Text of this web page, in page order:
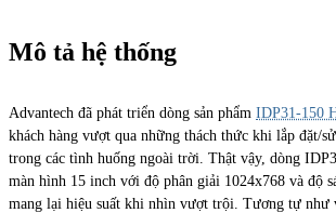
Mô tả hệ thống
Advantech đã phát triển dòng sản phẩm IDP31-150
khách hàng vượt qua những thách thức khi lắp đặt/
trong các tình huống ngoài trời. Thật vậy, dòng
màn hình 15 inch với độ phân giải 1024x768 và độ
mang lại hiệu suất khi nhìn vượt trội. Tương tự như